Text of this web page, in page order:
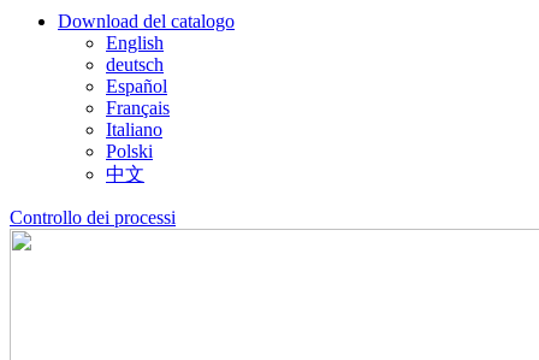
Download del catalogo
English
deutsch
Español
Français
Italiano
Polski
中文
Controllo dei processi